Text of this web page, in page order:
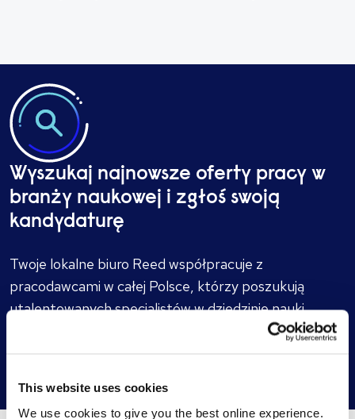
This website uses cookies
We use cookies to give you the best online experience.
Wyszukaj najnowsze oferty pracy w
branży naukowej i zgłoś swoją
kandydaturę
Twoje lokalne biuro Reed współpracuje z
pracodawcami w całej Polsce, którzy poszukują
utalentowanych specjalistów w dziedzinie nauki.